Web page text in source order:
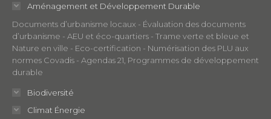
window
Aménagement et Développement Durable
Documents d’urbanisme locaux - Évaluation des documents
d’urbanisme - AEU et éco-quartiers - Trame verte et bleue et
Nature en ville - Eco-certification - Numérisation des PLU aux
normes Covadis - Agendas 21, Programmes de développement
durable
Biodiversité
Climat Énergie